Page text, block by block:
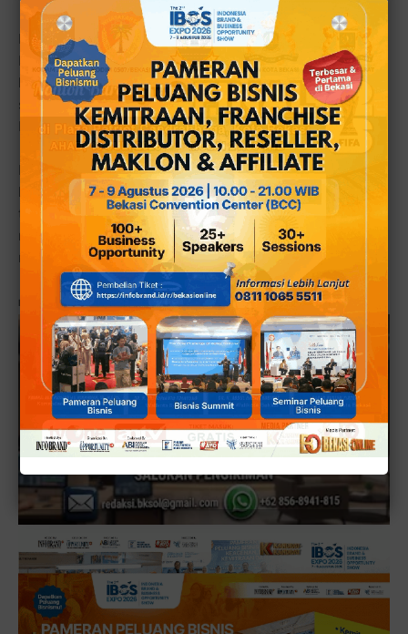
Ketika styrofoamterbuka, Hussein melihat isinya kepala
babi. Ia dan Cica serta beberapa wartawan membawa
kotak kardus di keluar gedung. Setelah kotak kardus
sudah dibuka seluruhnya, terpampang di sana kepala
babi. Kedua telinganya terpotong.
Pemimpin Redaksi Tempo Setri Yasra mengatakan
kiriman paket berisi kepala babi tersebut sebagai bentuk
teror terhadap kebebasan pers. “Kami sedang
menyiapkan langkah-langkah selanjutnya sebagai
respons atas kejadian ini,” kata Setri. [■]
Reporter:Widy, Editor /JabarOL